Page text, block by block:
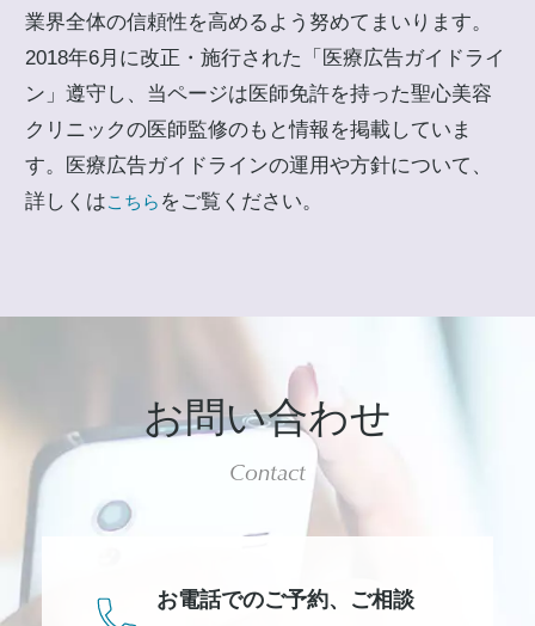
業界全体の信頼性を高めるよう努めてまいります。
2018年6月に改正・施行された「医療広告ガイドライ
ン」遵守し、当ページは医師免許を持った聖心美容
クリニックの医師監修のもと情報を掲載していま
す。医療広告ガイドラインの運用や方針について、
詳しくはこちら をご覧ください。
お問い合わせ
Contact
お電話でのご予約、 ご相談